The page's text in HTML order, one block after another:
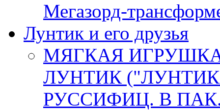
Мегазорд-
Лунтик и его друзья
МЯГКАЯ
ЛУНТИК ("ЛУНТИК
РУССИФИЦ. В ПАК.